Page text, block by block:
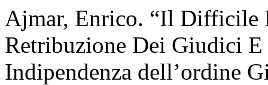
Ajmar, Enrico. “Il Difficile
Retribuzione Dei Giudici
Indipendenza dell’ordine